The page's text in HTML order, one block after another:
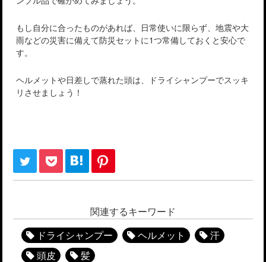
もし自分に合ったものがあれば、日常使いに限らず、地震や大
雨などの災害に備えて防災セットに1つ常備しておくと安心で
す。
ヘルメットや日差しで蒸れた頭は、ドライシャンプーでスッキ
リさせましょう！
関連するキーワード
ドライシャンプー
ヘルメット
汗
頭皮
髪